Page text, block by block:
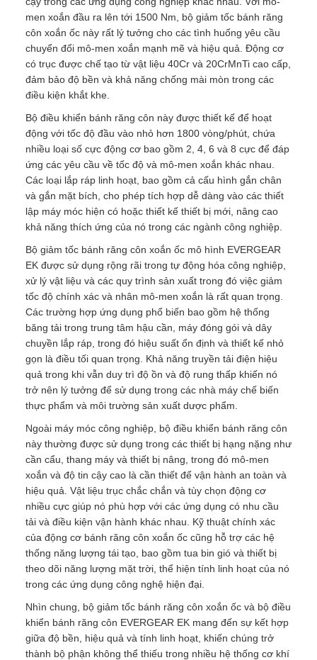
men xoắn đầu ra lên tới 1500 Nm, bộ giảm tốc bánh răng
côn xoắn ốc này rất lý tưởng cho các tình huống yêu cầu
chuyển đổi mô-men xoắn mạnh mẽ và hiệu quả. Động cơ
có trục được chế tạo từ vật liệu 40Cr và 20CrMnTi cao cấp,
đảm bảo độ bền và khả năng chống mài mòn trong các
điều kiện khắt khe.
Bộ điều khiển bánh răng côn này được thiết kế để hoạt
động với tốc độ đầu vào nhỏ hơn 1800 vòng/phút, chứa
nhiều loại số cực động cơ bao gồm 2, 4, 6 và 8 cực để đáp
ứng các yêu cầu về tốc độ và mô-men xoắn khác nhau.
Các loại lắp ráp linh hoạt, bao gồm cả cấu hình gắn chân
và gắn mặt bích, cho phép tích hợp dễ dàng vào các thiết
lập máy móc hiện có hoặc thiết kế thiết bị mới, nâng cao
khả năng thích ứng của nó trong các ngành công nghiệp.
Bộ giảm tốc bánh răng côn xoắn ốc mô hình EVERGEAR
EK được sử dụng rộng rãi trong tự động hóa công nghiệp,
xử lý vật liệu và các quy trình sản xuất trong đó việc giảm
tốc độ chính xác và nhân mô-men xoắn là rất quan trọng.
Các trường hợp ứng dụng phổ biến bao gồm hệ thống
băng tải trong trung tâm hậu cần, máy đóng gói và dây
chuyền lắp ráp, trong đó hiệu suất ổn định và thiết kế nhỏ
gọn là điều tối quan trọng. Khả năng truyền tải điện hiệu
quả trong khi vẫn duy trì độ ồn và độ rung thấp khiến nó
trở nên lý tưởng để sử dụng trong các nhà máy chế biến
thực phẩm và môi trường sản xuất dược phẩm.
Ngoài máy móc công nghiệp, bộ điều khiển bánh răng côn
này thường được sử dụng trong các thiết bị hạng nặng như
cần cẩu, thang máy và thiết bị nâng, trong đó mô-men
xoắn và độ tin cậy cao là cần thiết để vận hành an toàn và
hiệu quả. Vật liệu trục chắc chắn và tùy chọn động cơ
nhiều cực giúp nó phù hợp với các ứng dụng có nhu cầu
tải và điều kiện vận hành khác nhau. Kỹ thuật chính xác
của động cơ bánh răng côn xoắn ốc cũng hỗ trợ các hệ
thống năng lượng tái tạo, bao gồm tua bin gió và thiết bị
theo dõi năng lượng mặt trời, thể hiện tính linh hoạt của nó
trong các ứng dụng công nghệ hiện đại.
Nhìn chung, bộ giảm tốc bánh răng côn xoắn ốc và bộ điều
khiển bánh răng côn EVERGEAR EK mang đến sự kết hợp
giữa độ bền, hiệu quả và tính linh hoạt, khiến chúng trở
thành bộ phận không thể thiếu trong nhiều hệ thống cơ khí